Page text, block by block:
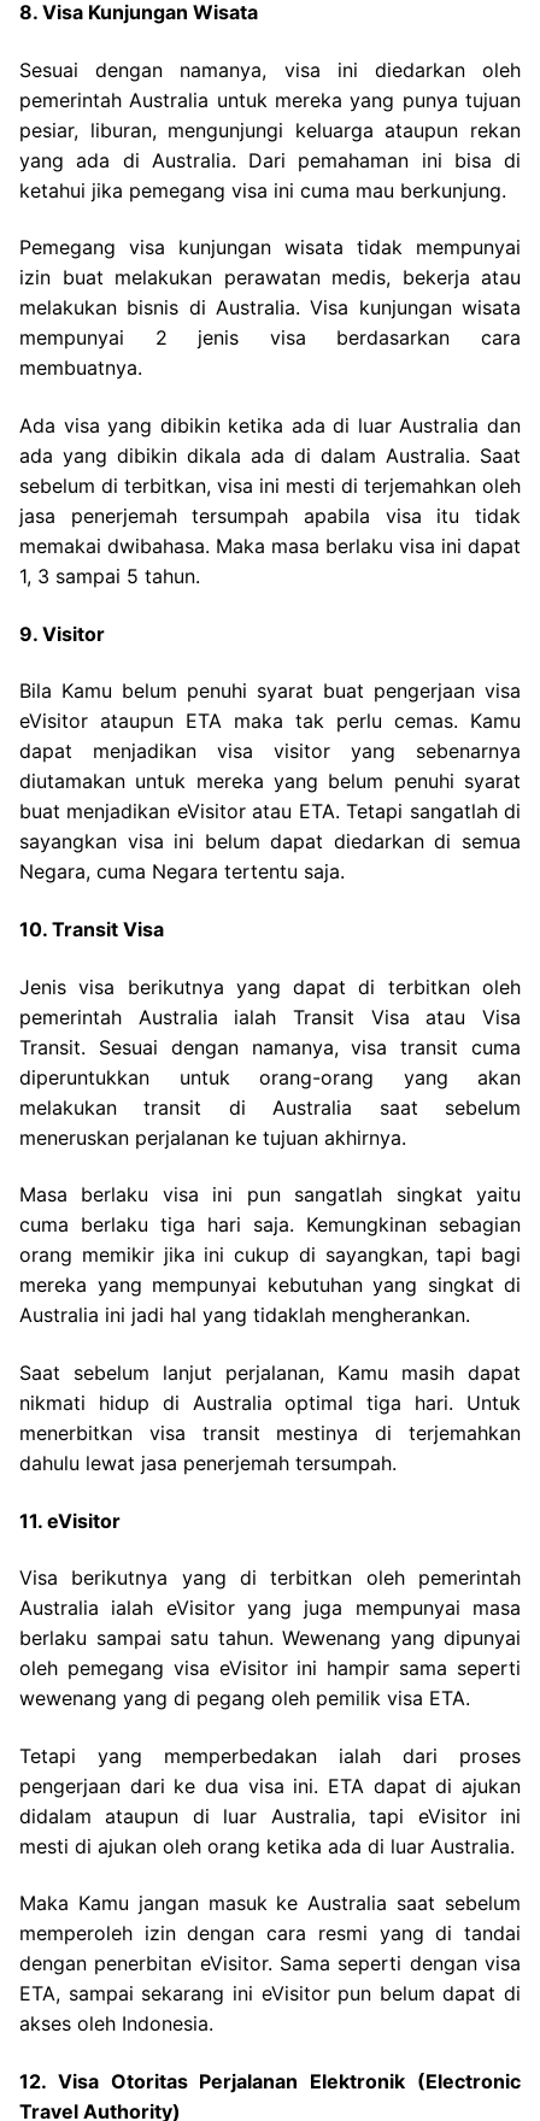
8. Visa Kunjungan Wisata
Sesuai dengan namanya, visa ini diedarkan oleh
pemerintah Australia untuk mereka yang punya tujuan
pesiar, liburan, mengunjungi keluarga ataupun rekan
yang ada di Australia. Dari pemahaman ini bisa di
ketahui jika pemegang visa ini cuma mau berkunjung.
Pemegang visa kunjungan wisata tidak mempunyai
izin buat melakukan perawatan medis, bekerja atau
melakukan bisnis di Australia. Visa kunjungan wisata
mempunyai 2 jenis visa berdasarkan cara
membuatnya.
Ada visa yang dibikin ketika ada di luar Australia dan
ada yang dibikin dikala ada di dalam Australia. Saat
sebelum di terbitkan, visa ini mesti di terjemahkan oleh
jasa penerjemah tersumpah apabila visa itu tidak
memakai dwibahasa. Maka masa berlaku visa ini dapat
1, 3 sampai 5 tahun.
9. Visitor
Bila Kamu belum penuhi syarat buat pengerjaan visa
eVisitor ataupun ETA maka tak perlu cemas. Kamu
dapat menjadikan visa visitor yang sebenarnya
diutamakan untuk mereka yang belum penuhi syarat
buat menjadikan eVisitor atau ETA. Tetapi sangatlah di
sayangkan visa ini belum dapat diedarkan di semua
Negara, cuma Negara tertentu saja.
10. Transit Visa
Jenis visa berikutnya yang dapat di terbitkan oleh
pemerintah Australia ialah Transit Visa atau Visa
Transit. Sesuai dengan namanya, visa transit cuma
diperuntukkan untuk orang-orang yang akan
melakukan transit di Australia saat sebelum
meneruskan perjalanan ke tujuan akhirnya.
Masa berlaku visa ini pun sangatlah singkat yaitu
cuma berlaku tiga hari saja. Kemungkinan sebagian
orang memikir jika ini cukup di sayangkan, tapi bagi
mereka yang mempunyai kebutuhan yang singkat di
Australia ini jadi hal yang tidaklah mengherankan.
Saat sebelum lanjut perjalanan, Kamu masih dapat
nikmati hidup di Australia optimal tiga hari. Untuk
menerbitkan visa transit mestinya di terjemahkan
dahulu lewat jasa penerjemah tersumpah.
11. eVisitor
Visa berikutnya yang di terbitkan oleh pemerintah
Australia ialah eVisitor yang juga mempunyai masa
berlaku sampai satu tahun. Wewenang yang dipunyai
oleh pemegang visa eVisitor ini hampir sama seperti
wewenang yang di pegang oleh pemilik visa ETA.
Tetapi yang memperbedakan ialah dari proses
pengerjaan dari ke dua visa ini. ETA dapat di ajukan
didalam ataupun di luar Australia, tapi eVisitor ini
mesti di ajukan oleh orang ketika ada di luar Australia.
Maka Kamu jangan masuk ke Australia saat sebelum
memperoleh izin dengan cara resmi yang di tandai
dengan penerbitan eVisitor. Sama seperti dengan visa
ETA, sampai sekarang ini eVisitor pun belum dapat di
akses oleh Indonesia.
12. Visa Otoritas Perjalanan Elektronik (Electronic
Travel Authority)